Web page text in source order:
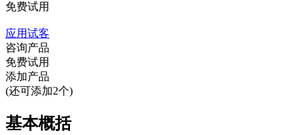
免费试用
应用试客
咨询产品
免费试用
添加产品
(还可添加2个)
基本概括